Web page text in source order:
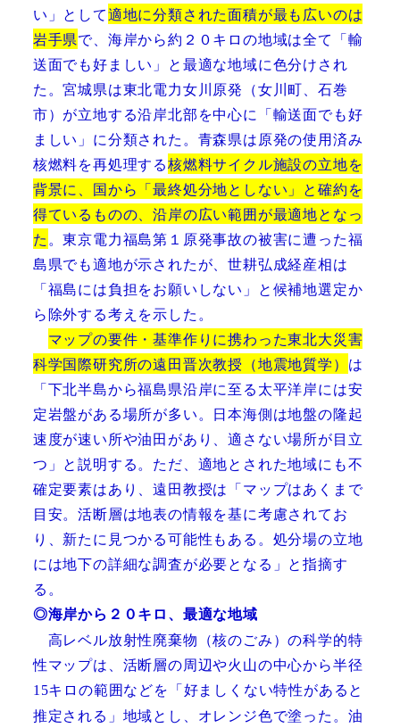
い」として適地に分類された面積が最も広いのは
岩手県で、海岸から約２０キロの地域は全て「輸
送面でも好ましい」と最適な地域に色分けされ
た。宮城県は東北電力女川原発（女川町、石巻
市）が立地する沿岸北部を中心に「輸送面でも好
ましい」に分類された。青森県は原発の使用済み
核燃料を再処理する核燃料サイクル施設の立地を
背景に、国から「最終処分地としない」と確約を
得ているものの、沿岸の広い範囲が最適地となっ
た。東京電力福島第１原発事故の被害に遭った福
島県でも適地が示されたが、世耕弘成経産相は
「福島には負担をお願いしない」と候補地選定か
ら除外する考えを示した。
マップの要件・基準作りに携わった東北大災害
科学国際研究所の遠田晋次教授（地震地質学） は
「下北半島から福島県沿岸に至る太平洋岸には安
定岩盤がある場所が多い。日本海側は地盤の隆起
速度が速い所や油田があり、適さない場所が目立
つ」と説明する。ただ、適地とされた地域にも不
確定要素はあり、遠田教授は「マップはあくまで
目安。活断層は地表の情報を基に考慮されてお
り、新たに見つかる可能性もある。処分場の立地
には地下の詳細な調査が必要となる」と指摘す
る。
◎海岸から２０キロ、最適な地域
高レベル放射性廃棄物（核のごみ）の科学的特
性マップは、活断層の周辺や火山の中心から半径
15キロの範囲などを「好ましくない特性があると
推定される」地域とし、オレンジ色で塗った。油